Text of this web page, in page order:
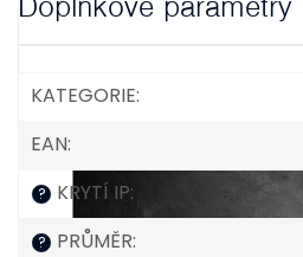
KATEGORIE:
EAN:
? KRYTÍ IP:
? PRŮMĚR: